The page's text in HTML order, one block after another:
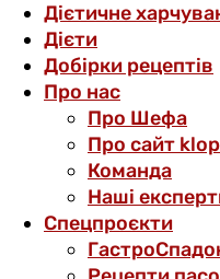
Дієтичне
Дієти
Добірки рецептів
Про нас
Про Шефа
Про сайт
Команда
Наші
Спецпроєкти